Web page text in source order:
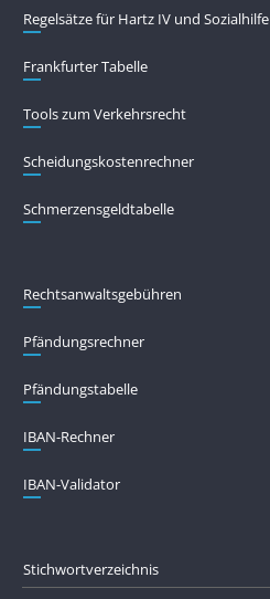
Regelsätze für Hartz IV und Sozialhilfe
Frankfurter Tabelle
Tools zum Verkehrsrecht
Scheidungskostenrechner
Schmerzensgeldtabelle
Rechtsanwaltsgebühren
Pfändungs­rechner
Pfändungs­tabelle
IBAN-Rechner
IBAN-Validator
Stichwortverzeichnis